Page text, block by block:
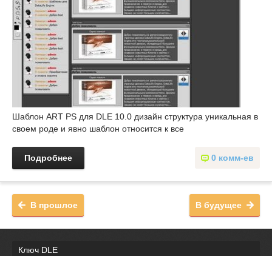
Шаблон ART PS для DLE 10.0 дизайн структура уникальная в
своем роде и явно шаблон относится к все
0 комм-ев
Подробнее
В будущее
В прошлое
Ключ DLE